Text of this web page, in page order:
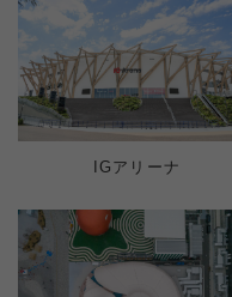
IGアリーナ